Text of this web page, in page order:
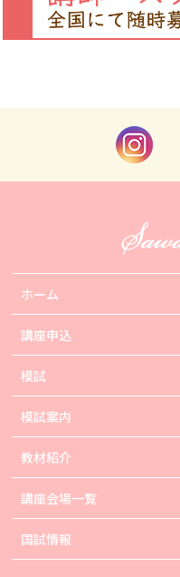
ホーム
講座申込
模試
模試案内
教材紹介
講座会場一覧
国試情報